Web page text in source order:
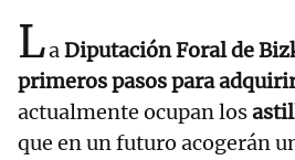
LaDiputación Foral de
primeros pasos para
actualmente ocupan los
que en un futuro acogerán